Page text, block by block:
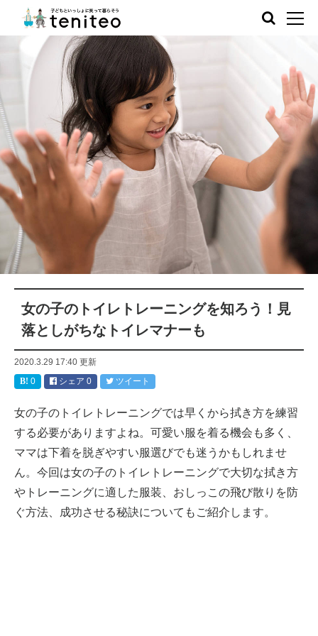
女の子のトイレトレーニングを知ろう！見
落としがちなトイレマナーも
2020.3.29 17:40 更新
0
シェア 0 ツイート
女の子のトイレトレーニングでは早くから拭き方を練習
する必要がありますよね。可愛い服を着る機会も多く、
ママは下着を脱ぎやすい服選びでも迷うかもしれませ
ん。今回は女の子のトイレトレーニングで大切な拭き方
やトレーニングに適した服装、おしっこの飛び散りを防
ぐ方法、成功させる秘訣についてもご紹介します。